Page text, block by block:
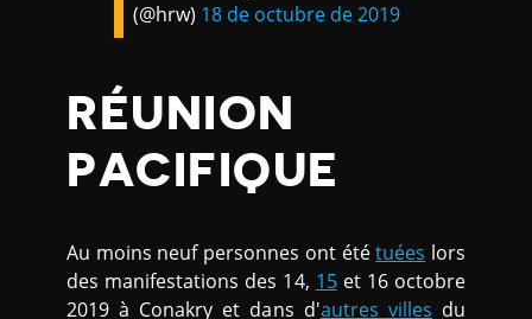
(@hrw) 18 de octubre de 2019
RÉUNION
PACIFIQUE
Au moins neuf personnes ont ététuées lors
des manifestations des 14, 15et 16 octobre
2019 à Conakry et dans d'autres villes du